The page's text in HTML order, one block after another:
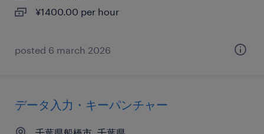
¥1400.00 per hour
posted 6 march 2026
データ入力・キーパンチャー